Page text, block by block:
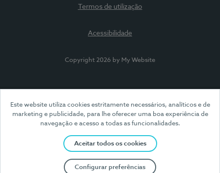
Este website utiliza cookies estritamente necessários, analíticos e de
marketing e publicidade, para lhe oferecer uma boa experiência de
navegação e acesso a todas as funcionalidades.
Aceitar todos os cookies
Configurar preferências
Termos de utilização
Acessibilidade
Copyright 2026 by My Website